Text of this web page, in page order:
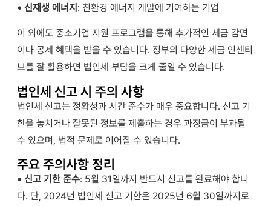
• 신재생 에너지 : 친환경 에너지 개발에 기여하는 기업
이 외에도 중소기업 지원 프로그램을 통해 추가적인 세금 감면
이나 공제 혜택을 받을 수 있습니다. 정부의 다양한 세금 인센티
브를 잘 활용하면 법인세 부담을 크게 줄일 수 있습니다.
법인세 신고 시 주의 사항
법인세 신고는 정확성과 시간 준수가 매우 중요합니다. 신고 기
한을 놓치거나 잘못된 정보를 제출하는 경우 과징금이 부과될
수 있으며, 법적 문제로 이어질 수 있습니다.
주요 주의사항 정리
• 신고 기한 준수: 5월 31일까지 반드시 신고를 완료해야 합니
다. 단, 2024년 법인세 신고 기한은2025년 6월 30일까지로